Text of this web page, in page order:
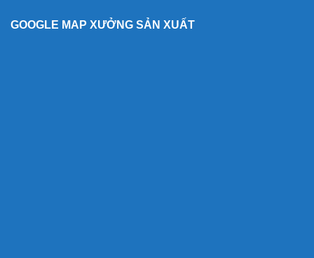
GOOGLE MAP XƯỞNG SẢN XUẤT